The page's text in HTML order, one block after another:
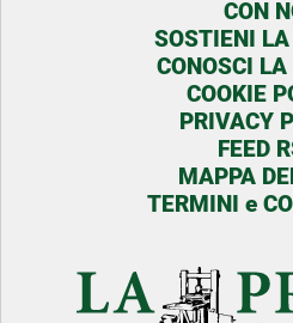
CON
SOSTIENI
CONOSCI
COOKIE
PRIVACY
FEED
MAPPA
TERMINI e